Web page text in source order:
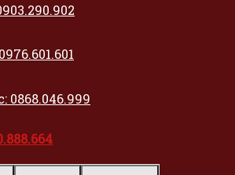
0868.046.999